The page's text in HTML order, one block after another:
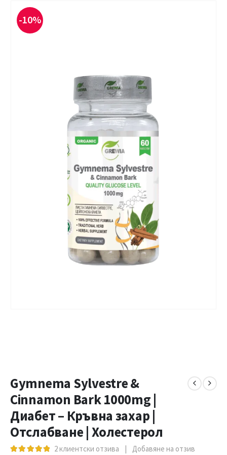
-10%
Gymnema Sylvestre &
Cinnamon Bark 1000mg |
Диабет – Кръвна захар |
Отслабване | Холестерол
2 клиентски отзива | Добавяне на отзив